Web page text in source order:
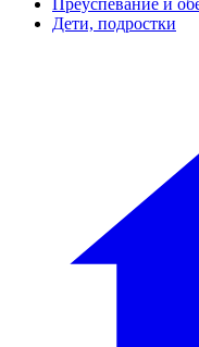
Преуспевание и
Дети, подростки